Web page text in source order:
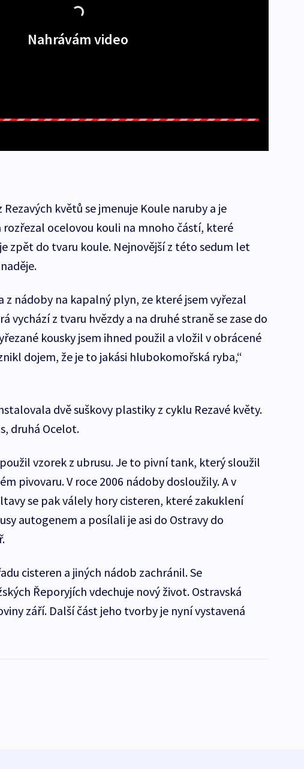
Nahrávám video
květů se jmenuje Koule naruby a je
rozřezal ocelovou kouli na mnoho částí, které
zpět do tvaru koule. Nejnovější z této sedum let
z nádoby na kapalný plyn, ze které jsem vyřezal
vychází z tvaru hvězdy a na druhé straně se zase do
kousky jsem ihned použil a vložil v obrácené
dojem, že je to jakási hlubokomořská ryba,“
dvě suškovy plastiky z cyklu Rezavé květy.
druhá Ocelot.
vzorek z ubrusu. Je to pivní tank, který sloužil
pivovaru. V roce 2006 nádoby dosloužily. A v
se pak válely hory cisteren, které zakuklení
autogenem a posílali je asi do Ostravy do
cisteren a jiných nádob zachránil. Se
Řeporyjích vdechuje nový život. Ostravská
září. Další část jeho tvorby je nyní vystavená